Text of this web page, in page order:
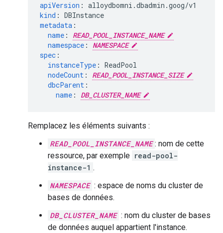
apiVersion : alloydbomni.dbadmin.goog/v1
kind : DBInstance
metadata :
name :
READ_POOL_INSTANCE_NAME
namespace :
NAMESPACE
spec :
instanceType : ReadPool
nodeCount :
READ_POOL_INSTANCE_SIZE
dbcParent :
name : DB_CLUSTER_NAME
Remplacez les éléments suivants :
READ_POOL_INSTANCE_NAME : nom de cette
ressource, par exemple read-pool-
instance-1 .
NAMESPACE : espace de noms du cluster de
bases de données.
DB_CLUSTER_NAME : nom du cluster de bases
de données auquel appartient l'instance.